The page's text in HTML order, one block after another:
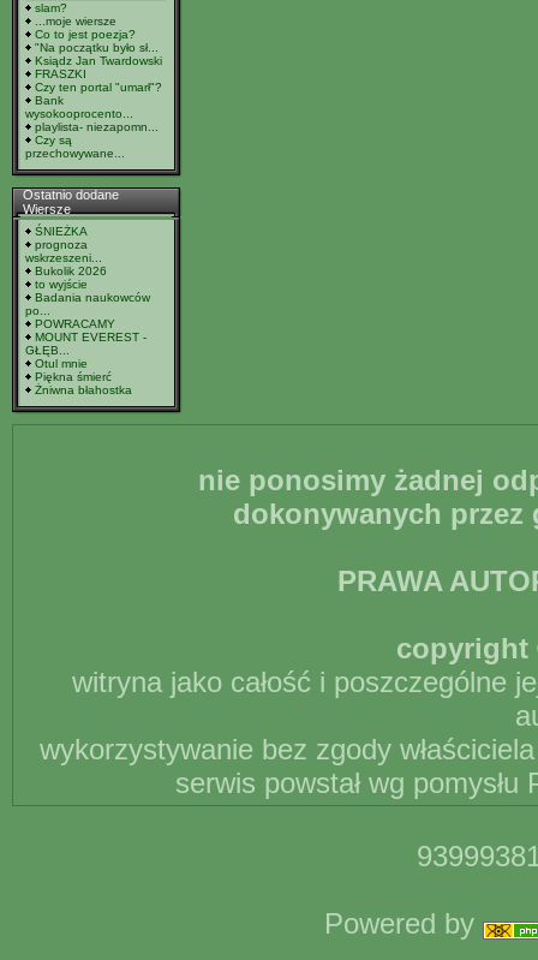
slam?
...moje wiersze
Co to jest poezja?
"Na początku było sł...
Ksiądz Jan Twardowski
FRASZKI
Czy ten portal "umarł"?
Bank
wysokooprocento...
playlista- niezapomn...
Czy są
przechowywane...
Ostatnio dodane
Wiersze
ŚNIEŻKA
prognoza
wskrzeszeni...
Bukolik 2026
to wyjście
Badania naukowców
po...
POWRACAMY
MOUNT EVEREST -
GŁĘB...
Otul mnie
Piękna śmierć
Żniwna błahostka
nie ponosimy żadnej
dokonywanych
PRAWA
copyright
witryna jako całość i poszczególne
wykorzystywanie bez zgody
serwis powstał wg
Powered by